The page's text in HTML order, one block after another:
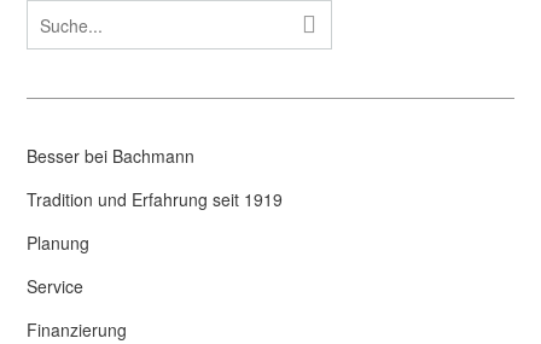
Besser bei Bachmann
Tradition und Erfahrung seit 1919
Planung
Service
Finanzierung